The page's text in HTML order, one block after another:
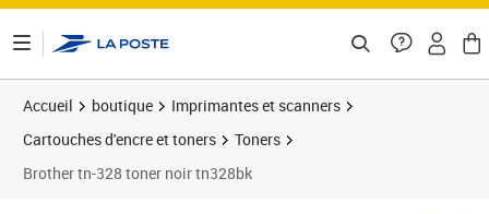
Accueil boutique
Imprimantes et scanners
Cartouches d'encre et toners
Toners
Brother tn-328 toner noir tn328bk